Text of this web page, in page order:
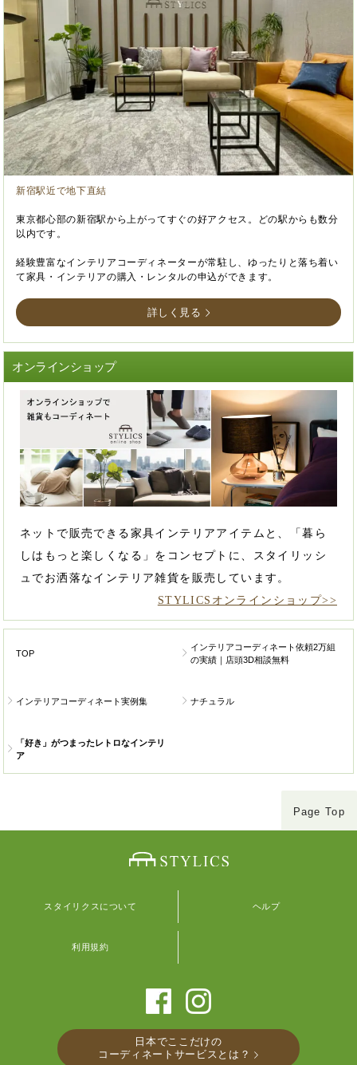
日本でここだけの
コーディネートサービスとは？
新宿駅近で地下直結
東京都心部の新宿駅から上がってすぐの好アクセス。どの駅からも数分
以内です。
経験豊富なインテリアコーディネーターが常駐し、ゆったりと落ち着い
て家具・インテリアの購入・レンタルの申込ができます。
詳しく見る
オンラインショップ
ネットで販売できる家具インテリアアイテムと、「暮ら
しはもっと楽しくなる」をコンセプトに、スタイリッシ
ュでお洒落なインテリア雑貨を販売しています。
STYLICSオンラインショップ>>
TOP
インテリアコーディネート依頼2万組
の実績｜店頭3D相談無料
インテリアコーディネート実例集 ナチュラル
「好き」がつまったレトロなインテリ
ア
Page Top
スタイリクスについて ヘルプ
利用規約